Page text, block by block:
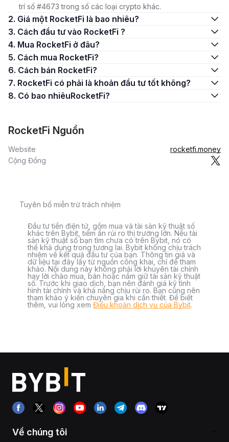
trí số #4673 trong số các loại crypto khác.
2. Giá một RocketFi là bao nhiêu?
3. Cách đầu tư vào RocketFi ?
4. Mua RocketFi ở đâu?
5. Cách mua RocketFi?
6. Cách bán RocketFi?
7. RocketFi có phải là khoản đầu tư tốt không?
8. Có bao nhiêuRocketFi?
RocketFi Nguồn
Website
rocketfi.money
Cộng Đồng
Tuyên bố miễn trừ trách nhiệm
Đầu tư tiền điện tử, gồm mua và tài sản kỹ thuật số
khác trên Bybit, tiềm ẩn rủi ro thị trường lớn. Nếu tài
sản kỹ thuật số bạn tìm chưa có trên Bybit, nó có
thể khả dụng trong tương lai. Bybit không chịu trách
nhiệm về kết quả đầu tư của bạn. Thông tin giá và
dữ liệu tại đây lấy từ nguồn công khai, chỉ để tham
khảo. Nội dung này không phải lời khuyên tài chính
hay lời chào mua, bán hoặc nắm giữ tài sản kỹ thuật
số. Trước khi giao dịch, bạn nên đánh giá kỹ tình
hình tài chính và khả năng chịu rủi ro. Bạn cũng nên
tham khảo ý kiến chuyên gia khi cần thiết. Để biết
thêm, vui lòng xem Điều khoản dịch vụ của Bybit.
Về chúng tôi